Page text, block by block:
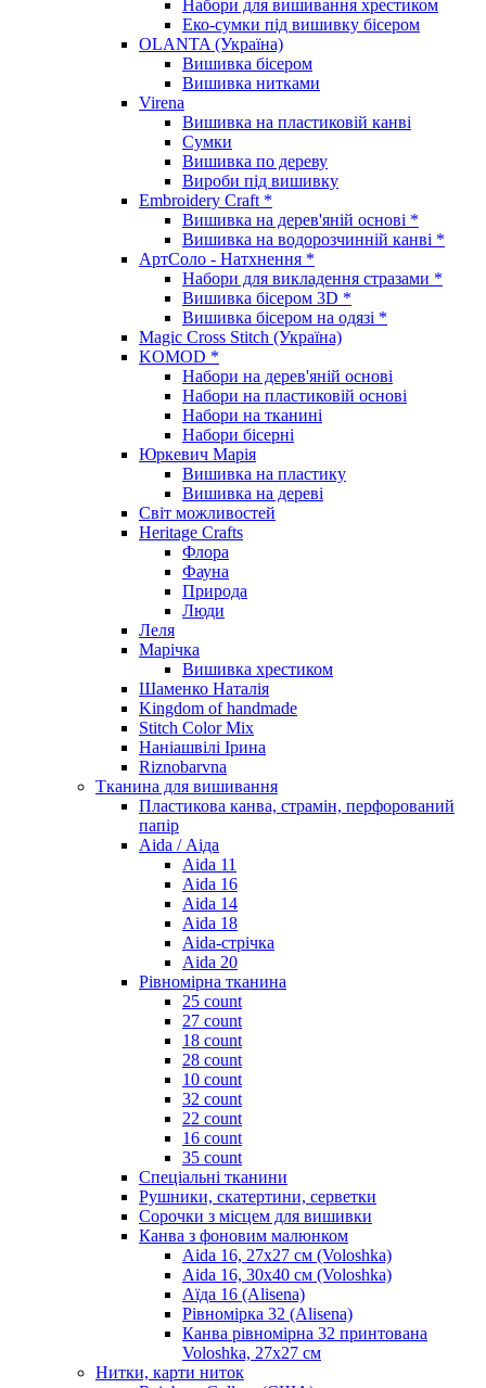
Набори для вишивання хрестиком
Еко-сумки під вишивку бісером
OLANTA (Україна)
Вишивка бісером
Вишивка нитками
Virena
Вишивка на пластиковій канві
Сумки
Вишивка по дереву
Вироби під вишивку
Embroidery Craft *
Вишивка на дерев'яній основі *
Вишивка на водорозчинній канві *
АртСоло - Натхнення *
Набори для викладення стразами *
Вишивка бісером 3D *
Вишивка бісером на одязі *
Magic Cross Stitch (Україна)
KOMOD *
Набори на дерев'яній основі
Набори на пластиковій основі
Набори на тканині
Набори бісерні
Юркевич Марія
Вишивка на пластику
Вишивка на дереві
Світ можливостей
Heritage Crafts
Флора
Фауна
Природа
Люди
Леля
Марічка
Вишивка хрестиком
Шаменко Наталія
Kingdom of handmade
Stitch Color Mix
Наніашвілі Ірина
Riznobarvna
Тканина для вишивання
Пластикова канва, страмін, перфорований
папір
Aida / Аіда
Aida 11
Aida 16
Aida 14
Aida 18
Aida-стрічка
Aida 20
Рівномірна тканина
25 count
27 count
18 count
28 count
10 count
32 count
22 count
16 count
35 count
Спеціальні тканини
Рушники, скатертини, серветки
Сорочки з місцем для вишивки
Канва з фоновим малюнком
Aida 16, 27х27 см (Voloshka)
Aida 16, 30х40 см (Voloshka)
Аїда 16 (Alisena)
Рівномірка 32 (Alisena)
Канва рівномірна 32 принтована
Voloshka, 27х27 см
Нитки, карти ниток